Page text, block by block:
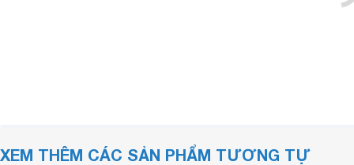
XEM THÊM CÁC SẢN PHẨM TƯƠNG TỰ